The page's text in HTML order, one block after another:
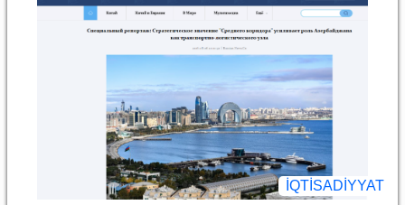
İQTİSADİYYAT